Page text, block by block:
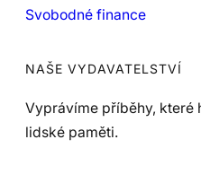
Svobodné finance
NAŠE VYDAVATELSTVÍ
Vyprávíme příběhy, které
lidské paměti.